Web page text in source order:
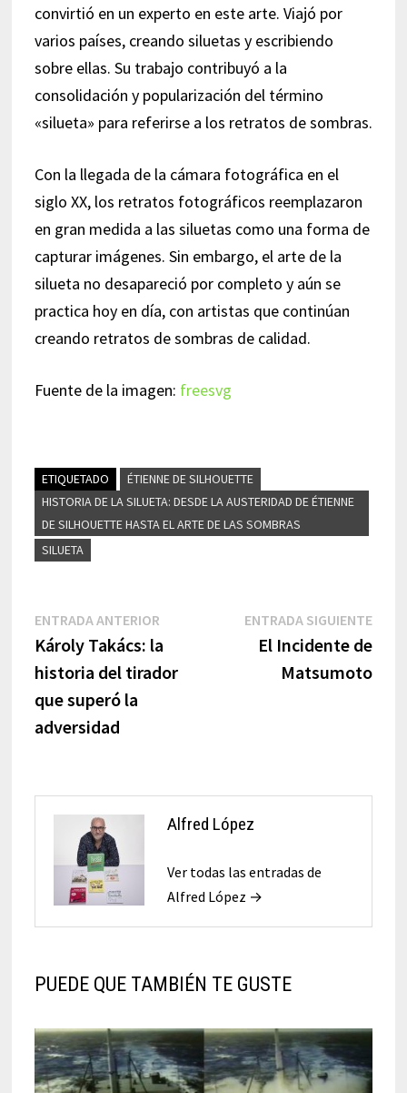
convirtió en un experto en este arte. Viajó por
varios países, creando siluetas y escribiendo
sobre ellas. Su trabajo contribuyó a la
consolidación y popularización del término
«silueta» para referirse a los retratos de sombras.
Con la llegada de la cámara fotográfica en el
siglo XX, los retratos fotográficos reemplazaron
en gran medida a las siluetas como una forma de
capturar imágenes. Sin embargo, el arte de la
silueta no desapareció por completo y aún se
practica hoy en día, con artistas que continúan
creando retratos de sombras de calidad.
Fuente de la imagen: freesvg
ETIQUETADO
ÉTIENNE DE SILHOUETTE
HISTORIA DE LA SILUETA: DESDE LA AUSTERIDAD DE ÉTIENNE
DE SILHOUETTE HASTA EL ARTE DE LAS SOMBRAS
SILUETA
Navegación
de
entradas
ENTRADA ANTERIOREntrada
anterior:
Károly Takács: la
historia del tirador
que superó la
adversidad
ENTRADA SIGUIENTE
El Incidente de
Matsumoto
Alfred López
Ver todas las entradas de
Alfred López →
PUEDE QUE TAMBIÉN TE GUSTE